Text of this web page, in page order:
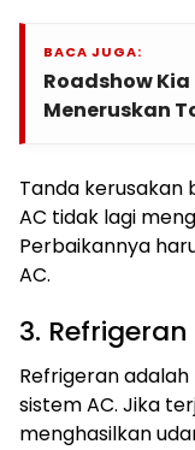
BACA JUGA:
Roadshow
Meneruskan
Tanda kerusakan
AC tidak lagi
Perbaikannya
AC.
3.
Refrigeran
sistem AC. Jika
menghasilkan